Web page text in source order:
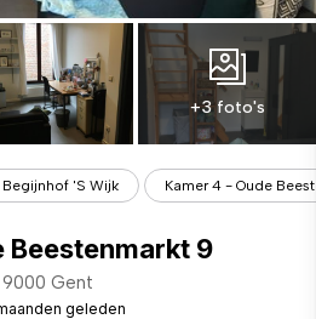
+3 foto's
Begijnhof 'S Wijk Kamer 4 - Oude
Beestenmarkt 9
Gent
geleden